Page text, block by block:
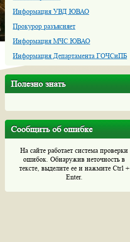
Информация УВД ЮВАО
Прокурор разъясняет
Информация МЧС ЮВАО
Информация Департамента ГОЧСиПБ
Полезно знать
Сообщить об ошибке
На сайте работает система проверки
ошибок. Обнаружив неточность в
тексте, выделите ее и нажмите Ctrl +
Enter.